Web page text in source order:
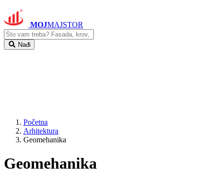
MOJMAJSTOR
Nađi
Početna
Arhitektura
Geomehanika
Geomehanika